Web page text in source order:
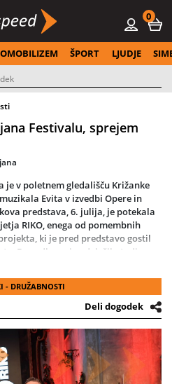
0
ŠPORT LJUDJE
Festivalu, sprejem
je v poletnem gledališču Križanke
Evita v izvedbi Opere in
predstava, 6. julija, je potekala
RIKO, enega od pomembnih
ki je pred predstavo gostil
Dogodka se je udeležila tudi
Nataša Pirc Musar.
legendarni skladatelj Andrew
Rice, pripoveduje zgodbo o
eni najbolj prepoznavnih političnih
produkcija je nastala v režiji
pripravila povsem izvirno
posebno soglasje
- DRUŽABNOSTI
Deli dogodek